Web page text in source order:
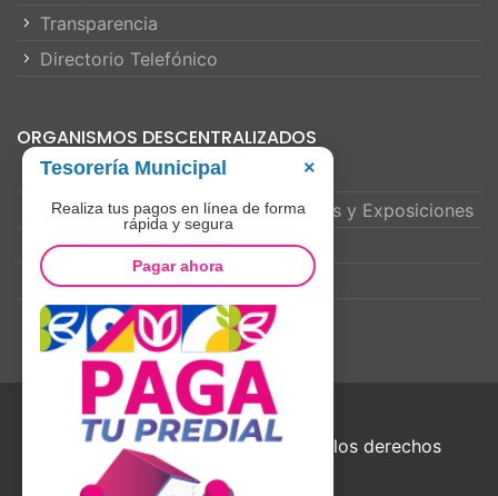
Transparencia
Directorio Telefónico
ORGANISMOS DESCENTRALIZADOS
Dif Municipal
Instituto de Festejos Charrotaurinos y Exposiciones
Instituto de La Mujer
Instituto de la Juventud
© 2021 Villa de Álvarez - Todos los derechos
Tesorería Municipal ×
Realiza tus pagos en línea de forma
rápida y segura
Pagar ahora